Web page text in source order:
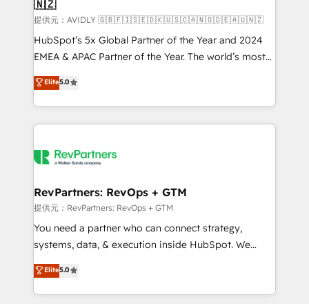
🇳🇿
提供元：AVIDLY 🇬🇧🇫🇮🇸🇪🇩🇰🇺🇸🇨🇦🇳🇴🇩🇪🇦🇺🇳🇿
HubSpot’s 5x Global Partner of the Year and 2024
EMEA & APAC Partner of the Year. The world’s most
experienced and fully accredited HubSpot Solutions
Partner. 🚀 With 2,750+ HubSpot projects delivered
and 370+ specialists across EMEA, APAC and NAM,
we de-risk complex CRM programmes and
multi-region migrations to AI-powered automation,
scale. 🏆 HubSpot’s CEO called us “the partner of the
future.” Others agree it is proof of trust built through
measurable impact.
Elite5.0
RevPartners: RevOps + GTM
提供元：RevPartners: RevOps + GTM
You need a partner who can connect strategy,
systems, data, & execution inside HubSpot. We
bridge the gap where most agencies fall short by
combining GTM strategy with technical execution to
solve the right problem with the right solution. As the
Elite5.0